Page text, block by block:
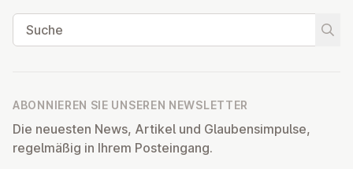
Suche
ABONNIEREN SIE UNSEREN NEWSLETTER
Die neuesten News, Artikel und Glaubensimpulse,
regelmäßig in Ihrem Posteingang.